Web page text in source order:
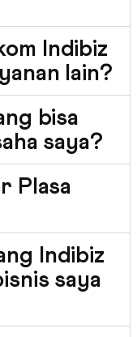
Indibiz
lain?
bisa
saya?
Plasa
Indibiz
saya